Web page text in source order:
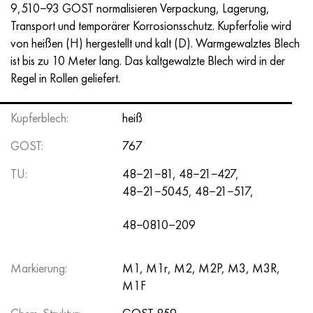
9,510−93 GOST normalisieren Verpackung, Lagerung,
Transport und temporärer Korrosionsschutz. Kupferfolie wird
von heißen (H) hergestellt und kalt (D). Warmgewalztes Blech
ist bis zu 10 Meter lang. Das kaltgewalzte Blech wird in der
Regel in Rollen geliefert.
Kupferblech:
heiß
GOST:
767
TU:
48−21−81, 48−21−427,
48−21−5045, 48−21−517,
48−0810−209
Markierung:
M1, M1r, M2, M2P, M3, M3R,
M1F
Nimonik 90
Nimonik 263
Haynes 25
Haynes 188
Haynes 230
Hastelloy b2
Präzisionsrohre
N70MFV
AM-350 - ams 5548
AM-355 - ams 5547
Sustom 450® - uns S45000
Griechisch Ascoloy 418
Rohr rostfrei
45H14N14V2М
50H14МF
65H13
90H18МF
95H18
AS35G2, 36smnpb14, 1.0765
38H2N2MA, 34CrNiMo6, 40NiCrMo7
40HN2MA, 34CrNiMo4, 36hnm
38HS, 37hs
38ХА, 37Cr4, aisi 5135
38HN3MFA, 35nicrmov12-5
40G, 40Mn4, aisi 1035
40HN, 36NiCr6, aisi 3135